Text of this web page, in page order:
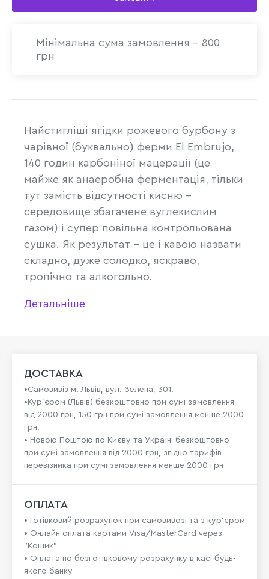
Мінімальна сума замовлення - 800
грн
Найстигліші ягідки рожевого бурбону з
чарівної (буквально) ферми El Embrujo,
140 годин карбоніної мацерації (це
майже як анаеробна ферментація, тільки
тут замість відсутності кисню -
середовище збагачене вуглекислим
газом) і супер повільна контрольована
сушка. Як результат - це і кавою назвати
складно, дуже солодко, яскраво,
тропічно та алкогольно.
Детальніше
ДОСТАВКА
•Самовивіз м. Львів, вул. Зелена, 301.
•Кур'єром (Львів) безкоштовно при сумі замовлення
від 2000 грн, 150 грн при сумі замовлення менше 2000
грн.
• Новою Поштою по Києву та Україні безкоштовно
при сумі замовлення від 2000 грн, згідно тарифів
перевізника при сумі замовлення менше 2000 грн
ОПЛАТА
• Готівковий розрахунок при самовивозі та з кур’єром
• Онлайн оплата картами Visa/MasterCard через
"Кошик"
• Оплата по безготівковому розрахунку в касі будь-
якого банку